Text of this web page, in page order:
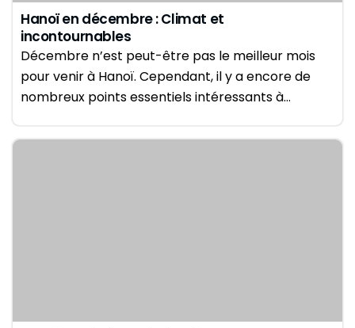
Hanoï en décembre : Climat et
incontournables
Décembre n’est peut-être pas le meilleur mois
pour venir à Hanoï. Cependant, il y a encore de
nombreux points essentiels intéressants à…